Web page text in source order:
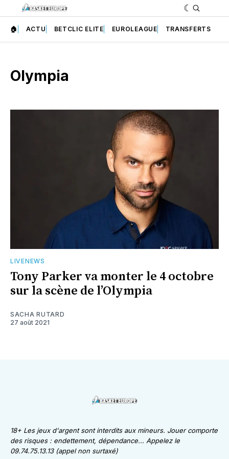
🏠 ACTU BETCLIC ELITE EUROLEAGUE TRANSFERTS
Olympia
LIVENEWS
Tony Parker va monter le 4 octobre
sur la scène de l’Olympia
SACHA RUTARD
27 août 2021
18+ Les jeux d'argent sont interdits aux mineurs. Jouer comporte
des risques : endettement, dépendance... Appelez le
09.74.75.13.13 (appel non surtaxé)